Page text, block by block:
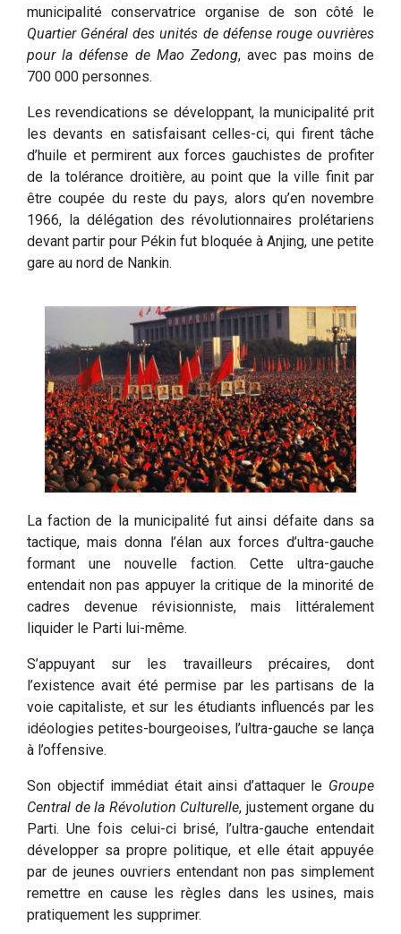
municipalité conservatrice organise de son côté le
Quartier Général des unités de défense rouge ouvrières
pour la défense de Mao Zedong, avec pas moins de
700 000 personnes.
Les revendications se développant, la municipalité prit
les devants en satisfaisant celles-ci, qui firent tâche
d’huile et permirent aux forces gauchistes de profiter
de la tolérance droitière, au point que la ville finit par
être coupée du reste du pays, alors qu’en novembre
1966, la délégation des révolutionnaires prolétariens
devant partir pour Pékin fut bloquée à Anjing, une petite
gare au nord de Nankin.
La faction de la municipalité fut ainsi défaite dans sa
tactique, mais donna l’élan aux forces d’ultra-gauche
formant une nouvelle faction. Cette ultra-gauche
entendait non pas appuyer la critique de la minorité de
cadres devenue révisionniste, mais littéralement
liquider le Parti lui-même.
S’appuyant sur les travailleurs précaires, dont
l’existence avait été permise par les partisans de la
voie capitaliste, et sur les étudiants influencés par les
idéologies petites-bourgeoises, l’ultra-gauche se lança
à l’offensive.
Son objectif immédiat était ainsi d’attaquer le Groupe
Central de la Révolution Culturelle, justement organe du
Parti. Une fois celui-ci brisé, l’ultra-gauche entendait
développer sa propre politique, et elle était appuyée
par de jeunes ouvriers entendant non pas simplement
remettre en cause les règles dans les usines, mais
pratiquement les supprimer.